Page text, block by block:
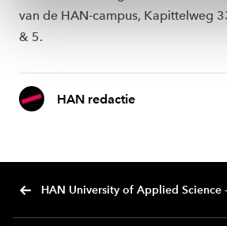
cookiestatement.
van de HAN-campus, Kapittelweg
& 5.
HAN redactie
HAN University of Applied Science